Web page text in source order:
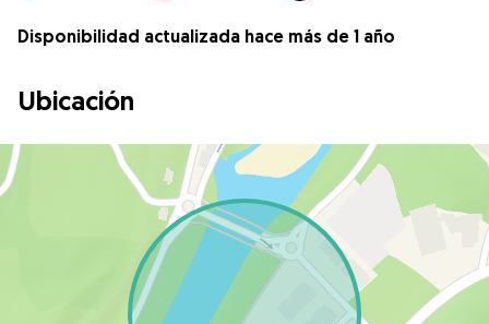
Disponibilidad actualizada hace más de 1 año
Ubicación